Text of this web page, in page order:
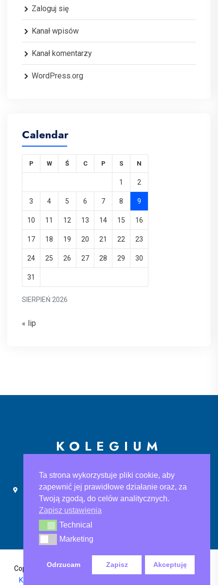
Zaloguj się
Kanał wpisów
Kanał komentarzy
WordPress.org
Calendar
SIERPIEŃ 2026
P W Ś C P S N
1 2
3 4 5 6 7 8 9
10 11 12 13 14 15 16
17 18 19 20 21 22 23
24 25 26 27 28 29 30
31
« lip
KOLEGIUM
Ślusarska 9, 30-710 Kraków
sekretariat@ke.edu.pl
+48 733 883 121
Copyright@2024 Kolegium Europejskie Polityka Prywatności
Klauzula informacyjna
Ta strona wykorzystuje pliki cookie, aby
zapewnić jej prawidłowe działanie oraz, za
Twoją zgodą, do celów analitycznych.
Zapisz ustawienia
TechnicalTechnical
MarketingMarketing
Odrzucam Zapisz Akceptuję